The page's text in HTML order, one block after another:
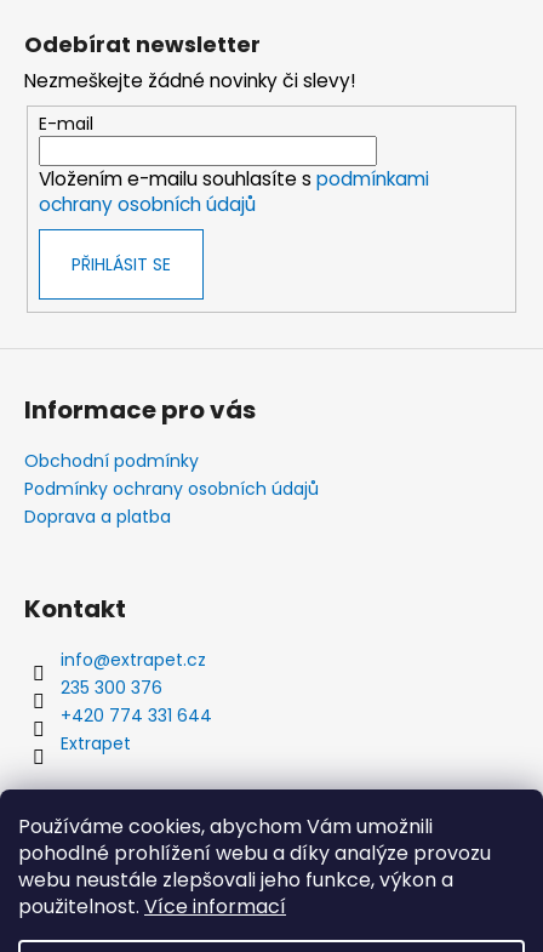
Používáme cookies, abychom Vám umožnili
pohodlné prohlížení webu a díky analýze provozu
webu neustále zlepšovali jeho funkce, výkon a
použitelnost. Více informací
Odebírat newsletter
Nezmeškejte žádné novinky či slevy!
E-mail
Vložením e-mailu souhlasíte s podmínkami
ochrany osobních údajů
PŘIHLÁSIT SE
Informace pro vás
Obchodní podmínky
Podmínky ochrany osobních údajů
Doprava a platba
Kontakt
info@extrapet.cz
235 300 376
+420 774 331 644
Extrapet
Vyhledávání